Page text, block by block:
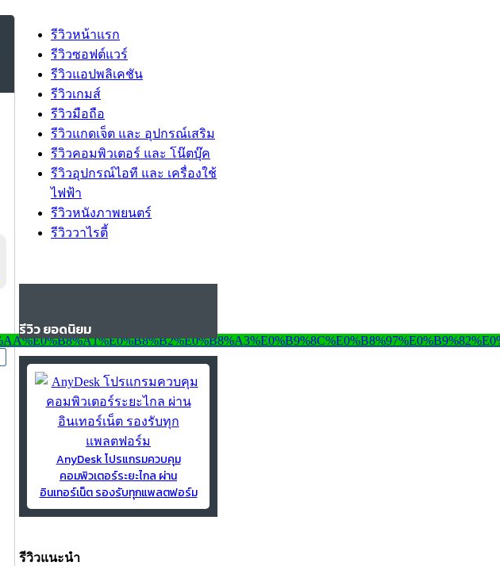
รีวิวหน้าแรก
รีวิวซอฟต์แวร์
รีวิวแอปพลิเคชัน
รีวิวเกมส์
รีวิวมือถือ
รีวิวแกดเจ็ต และ อุปกรณ์เสริม
รีวิวคอมพิวเตอร์ และ โน๊ตบุ๊ค
รีวิวอุปกรณ์ไอที และ เครื่องใช้
ไฟฟ้า
รีวิวหนังภาพยนตร์
รีวิววาไรตี้
รีวิว ยอดนิยม
AnyDesk โปรแกรมควบคุม
คอมพิวเตอร์ระยะไกล ผ่าน
อินเทอร์เน็ต รองรับทุกแพลตฟอร์ม
รีวิวแนะนำ